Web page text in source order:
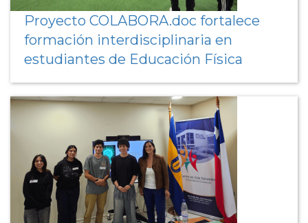
Proyecto COLABORA.doc fortalece
formación interdisciplinaria en
estudiantes de Educación Física